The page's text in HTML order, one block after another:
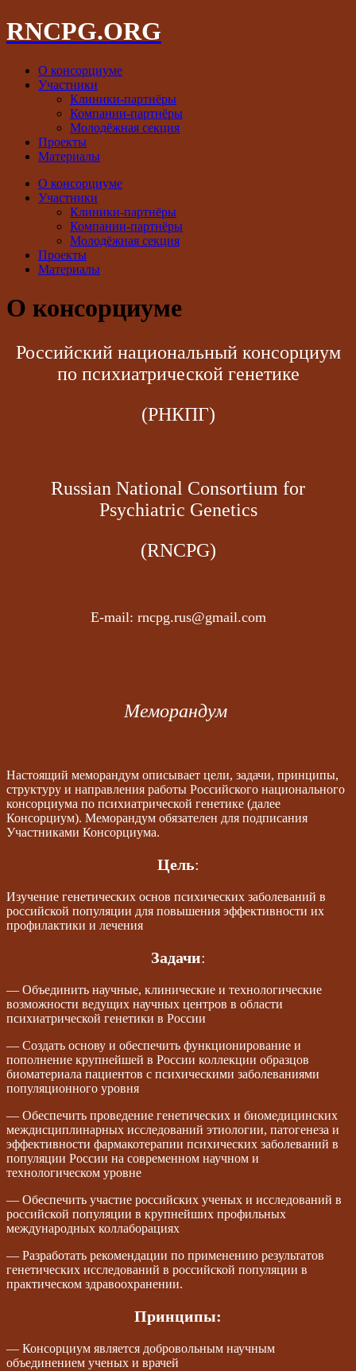
RNCPG.ORG
О консорциуме
Участники
Клиники-партнёры
Компании-партнёры
Молодёжная секция
Проекты
Материалы
О консорциуме
Участники
Клиники-партнёры
Компании-партнёры
Молодёжная секция
Проекты
Материалы
О консорциуме
Российский национальный консорциум
по психиатрической генетике
(РНКПГ)
Russian National Consortium for
Psychiatric Genetics
(RNCPG)
E-mail: rncpg.rus@gmail.com
Меморандум
Настоящий меморандум описывает цели, задачи, принципы,
структуру и направления работы Российского национального
консорциума по психиатрической генетике (далее
Консорциум). Меморандум обязателен для подписания
Участниками Консорциума.
Цель:
Изучение генетических основ психических заболеваний в
российской популяции для повышения эффективности их
профилактики и лечения
Задачи:
— Объединить научные, клинические и технологические
возможности ведущих научных центров в области
психиатрической генетики в России
— Создать основу и обеспечить функционирование и
пополнение крупнейшей в России коллекции образцов
биоматериала пациентов с психическими заболеваниями
популяционного уровня
— Обеспечить проведение генетических и биомедицинских
междисциплинарных исследований этиологии, патогенеза и
эффективности фармакотерапии психических заболеваний в
популяции России на современном научном и
технологическом уровне
— Обеспечить участие российских ученых и исследований в
российской популяции в крупнейших профильных
международных коллаборациях
— Разработать рекомендации по применению результатов
генетических исследований в российской популяции в
практическом здравоохранении.
Принципы:
— Консорциум является добровольным научным
объединением ученых и врачей